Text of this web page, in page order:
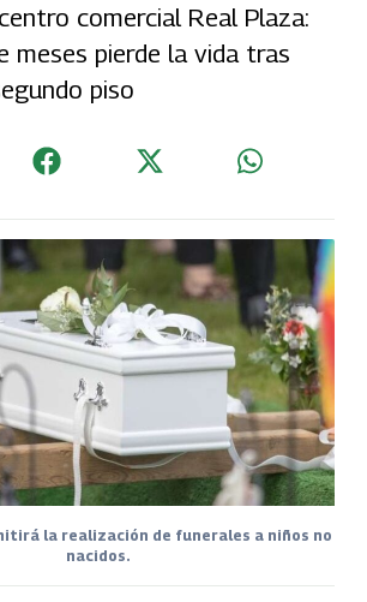
comercial Real Plaza:
meses pierde la vida tras
piso
la realización de funerales a niños no
nacidos.